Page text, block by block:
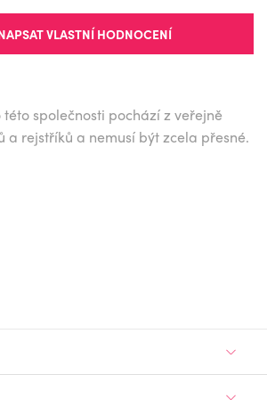
VLASTNÍ HODNOCENÍ
společnosti pochází z veřejně
a rejstříků a nemusí být zcela přesné.